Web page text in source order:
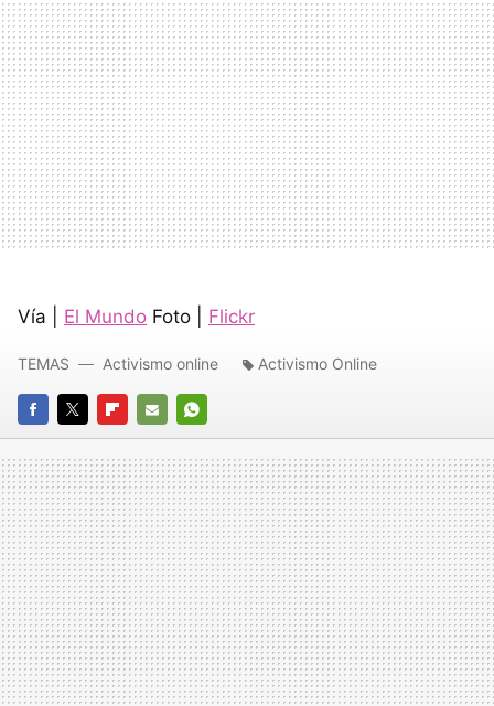
Vía | El Mundo Foto | Flickr
FACEBOOK
TWITTERFLIPBOARD
E-
MAIL
WHATSAPP
TEMAS Activismo online Activismo Online